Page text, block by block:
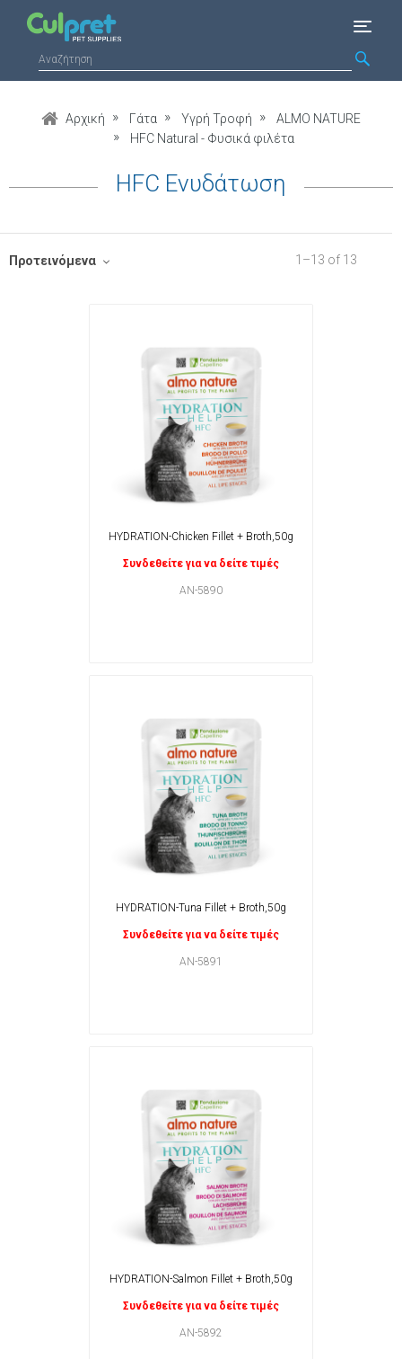
Αρχική Γάτα Υγρή Τροφή
ALMO NATURE
HFC Natural - Φυσικά φιλέτα
HFC Ενυδάτωση
1 –13 of 13
Προτεινόμενα
HYDRATION-Chicken Fillet + Broth,50g
Συνδεθείτε για να δείτε τιμές
AN-5890
HYDRATION-Tuna Fillet + Broth,50g
Συνδεθείτε για να δείτε τιμές
AN-5891
HYDRATION-Salmon Fillet + Broth,50g
Συνδεθείτε για να δείτε τιμές
AN-5892